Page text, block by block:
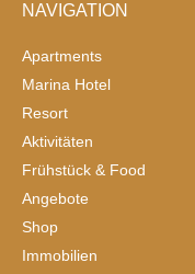
NAVIGATION
Apartments
Marina Hotel
Resort
Aktivitäten
Frühstück & Food
Angebote
Shop
Immobilien